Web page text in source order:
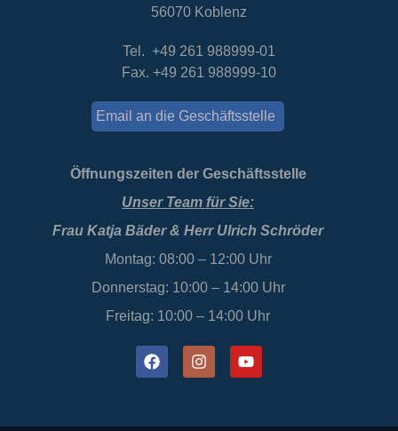
56070 Koblenz
Tel. +49 261 988999-01
Fax. +49 261 988999-10
Email an die Geschäftsstelle
Öffnungszeiten der Geschäftsstelle
Unser Team für Sie:
Frau Katja Bäder & Herr Ulrich Schröder
Montag: 08:00 – 12:00 Uhr
Donnerstag: 10:00 – 14:00 Uhr
Freitag: 10:00 – 14:00 Uhr